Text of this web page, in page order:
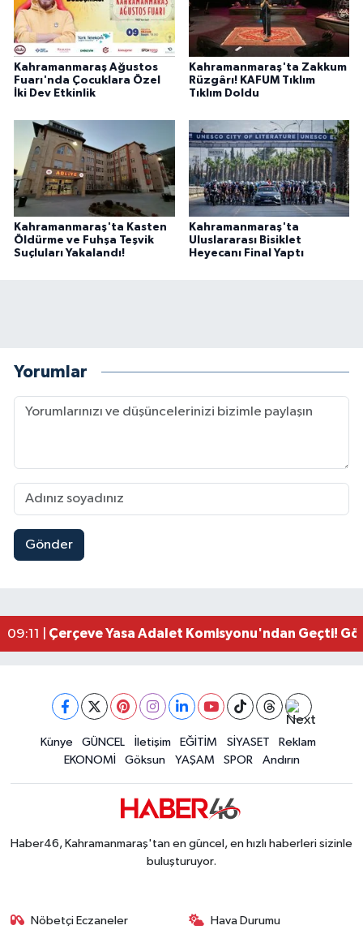
Kahramanmaraş Ağustos
Fuarı'nda Çocuklara Özel
İki Dev Etkinlik
Kahramanmaraş'ta Zakkum
Rüzgârı! KAFUM Tıklım
Tıklım Doldu
Kahramanmaraş'ta Kasten
Öldürme ve Fuhşa Teşvik
Suçluları Yakalandı!
Kahramanmaraş'ta
Uluslararası Bisiklet
Heyecanı Final Yaptı
Yorumlar
Gönder
17:19 |Kahramanmaraşlı İşçi Adana'daki Tünel
09:11 | Çerçeve Yasa Adalet Komisyonu'ndan Geçti!
09:04 |Kahramanmaraş'taki Okul Saldırısı TBMM
Kahramanmaraş'ta Pusula Maraş Eğitim
Kahramanmaraş'ta Tarım İçin Su Seferberliği
20:02 |Kahramanmaraş'ta 5 Kilometrelik Yolda Sıcak
Künye GÜNCEL İletişim EĞİTİM SİYASET
Reklam
EKONOMİ
Göksun YAŞAM SPOR Andırın
Haber46, Kahramanmaraş'tan en güncel, en hızlı haberleri sizinle
buluşturuyor.
Nöbetçi Eczaneler Hava Durumu